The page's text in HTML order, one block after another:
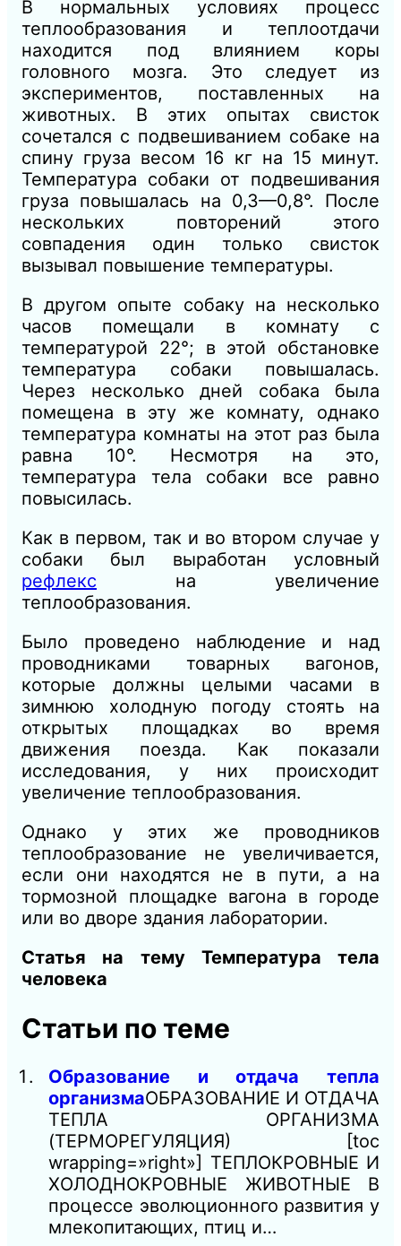
В нормальных условиях процесс
теплообразования и теплоотдачи
находится под влиянием коры
головного мозга. Это следует из
экспериментов, поставленных на
животных. В этих опытах свисток
сочетался с подвешиванием собаке на
спину груза весом 16 кг на 15 минут.
Температура собаки от подвешивания
груза повышалась на 0,3—0,8°. После
нескольких повторений этого
совпадения один только свисток
вызывал повышение температуры.
В другом опыте собаку на несколько
часов помещали в комнату с
температурой 22°; в этой обстановке
температура собаки повышалась.
Через несколько дней собака была
помещена в эту же комнату, однако
температура комнаты на этот раз была
равна 10°. Несмотря на это,
температура тела собаки все равно
повысилась.
Как в первом, так и во втором случае у
собаки был выработан условный
рефлекс на увеличение
теплообразования.
Было проведено наблюдение и над
проводниками товарных вагонов,
которые должны целыми часами в
зимнюю холодную погоду стоять на
открытых площадках во время
движения поезда. Как показали
исследования, у них происходит
увеличение теплообразования.
Однако у этих же проводников
теплообразование не увеличивается,
если они находятся не в пути, а на
тормозной площадке вагона в городе
или во дворе здания лаборатории.
Статья на тему Температура тела
человека
Статьи по теме
Образование и отдача тепла
организмаОБРАЗОВАНИЕ И ОТДАЧА
ТЕПЛА ОРГАНИЗМА
(ТЕРМОРЕГУЛЯЦИЯ) [toc
wrapping=»right»] ТЕПЛОКРОВНЫЕ И
ХОЛОДНОКРОВНЫЕ ЖИВОТНЫЕ В
процессе эволюционного развития у
млекопитающих, птиц и…